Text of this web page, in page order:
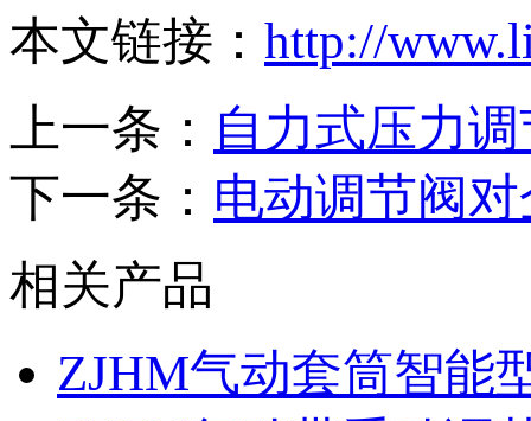
本文链接： http://
上一条： 自力式压力
下一条： 电动调节阀
相关产品
ZJHM气动套筒智能